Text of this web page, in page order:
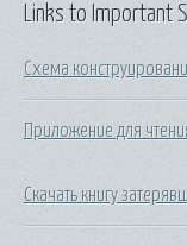
Links to Important
Схема
Приложение для
Скачать книгу